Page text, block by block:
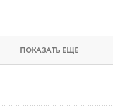
ПОКАЗАТЬ ЕЩЕ